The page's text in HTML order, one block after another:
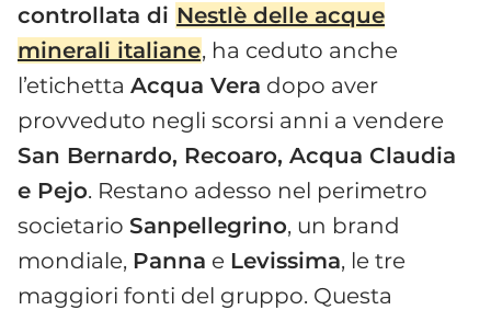
controllata di Nestlè delle acque
minerali italiane, ha ceduto anche
l’etichetta Acqua Vera dopo aver
provveduto negli scorsi anni a vendere
San Bernardo, Recoaro, Acqua Claudia
e Pejo. Restano adesso nel perimetro
societario Sanpellegrino, un brand
mondiale, Panna e Levissima, le tre
maggiori fonti del gruppo. Questa